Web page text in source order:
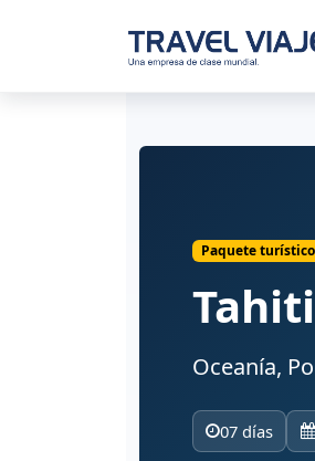
Paquete turístico
Oceanía,
07 días